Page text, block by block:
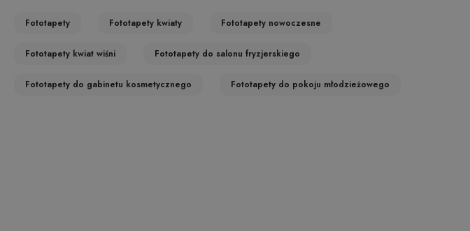
Fototapety Fototapety kwiaty Fototapety nowoczesne
Fototapety kwiat wiśni Fototapety do salonu fryzjerskiego
Fototapety do gabinetu kosmetycznego Fototapety do pokoju młodzieżowego